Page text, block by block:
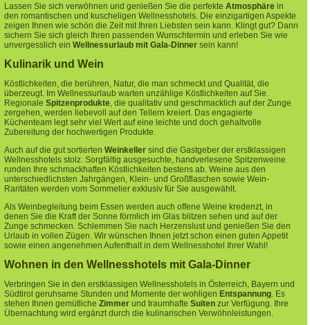
Lassen Sie sich verwöhnen und genießen Sie die perfekte Atmosphäre in
den romantischen und kuscheligen Wellnesshotels. Die einzigartigen Aspekte
zeigen Ihnen wie schön die Zeit mit Ihren Liebsten sein kann. Klingt gut? Dann
sichern Sie sich gleich Ihren passenden Wunschtermin und erleben Sie wie
unvergesslich ein Wellnessurlaub mit Gala-Dinner sein kann!
Kulinarik und Wein
Köstlichkeiten, die berühren, Natur, die man schmeckt und Qualität, die
überzeugt. Im Wellnessurlaub warten unzählige Köstlichkeiten auf Sie.
Regionale Spitzenprodukte , die qualitativ und geschmacklich auf der Zunge
zergehen, werden liebevoll auf den Tellern kreiert. Das engagierte
Küchenteam legt sehr viel Wert auf eine leichte und doch gehaltvolle
Zubereitung der hochwertigen Produkte.
Auch auf die gut sortierten Weinkeller sind die Gastgeber der erstklassigen
Wellnesshotels stolz. Sorgfältig ausgesuchte, handverlesene Spitzenweine
runden Ihre schmackhaften Köstlichkeiten bestens ab. Weine aus den
unterschiedlichsten Jahrgängen, Klein- und Großflaschen sowie Wein-
Raritäten werden vom Sommelier exklusiv für Sie ausgewählt.
Als Weinbegleitung beim Essen werden auch offene Weine kredenzt, in
denen Sie die Kraft der Sonne förmlich im Glas blitzen sehen und auf der
Zunge schmecken. Schlemmen Sie nach Herzenslust und genießen Sie den
Urlaub in vollen Zügen. Wir wünschen Ihnen jetzt schon einen guten Appetit
sowie einen angenehmen Aufenthalt in dem Wellnesshotel Ihrer Wahl!
Wohnen in den Wellnesshotels mit Gala-Dinner
Verbringen Sie in den erstklassigen Wellnesshotels in Österreich, Bayern und
Südtirol geruhsame Stunden und Momente der wohligen Entspannung . Es
stehen Ihnen gemütliche Zimmer und traumhafte Suiten zur Verfügung. Ihre
Übernachtung wird ergänzt durch die kulinarischen Verwöhnleistungen.